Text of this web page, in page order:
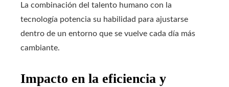
La combinación del talento humano con la
tecnología potencia su habilidad para ajustarse
dentro de un entorno que se vuelve cada día más
cambiante.
Impacto en la eficiencia y